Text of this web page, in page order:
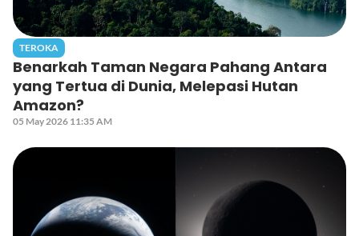
TEROKA
Benarkah Taman Negara Pahang Antara
yang Tertua di Dunia, Melepasi Hutan
Amazon?
05 May 2026 11:35 AM